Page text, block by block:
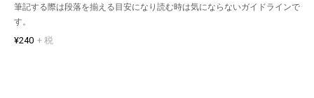
筆記する際は段落を揃える目安になり読む時は気にならないガイドラインで
す。
¥240 + 税